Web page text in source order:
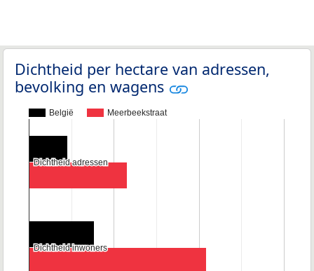
Dichtheid per hectare van adressen,
bevolking en wagens
België Meerbeekstraat
Dichtheid adressen
Dichtheid adressen
Dichtheid inwoners
Dichtheid inwoners